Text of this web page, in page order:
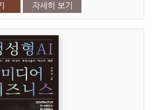
자세히 보기